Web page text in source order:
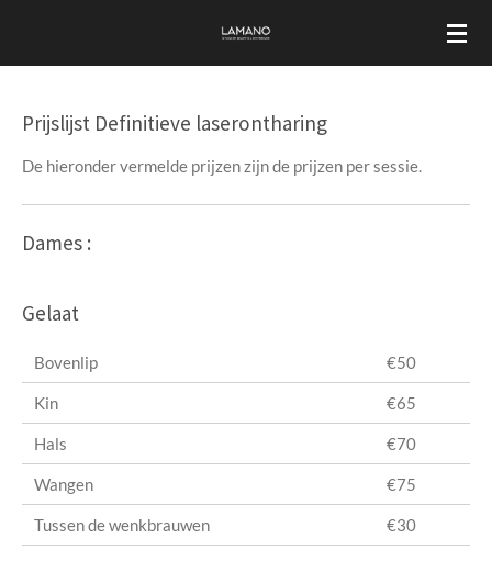
hoofdinhoud
Prijslijst Definitieve laserontharing
De hieronder vermelde prijzen zijn de prijzen per sessie.
Dames :
Gelaat
Bovenlip €50
Kin €65
Hals €70
Wangen €75
Tussen de wenkbrauwen €30